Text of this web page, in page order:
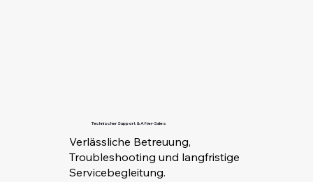
Technischer Support & After-Sales
Verlässliche Betreuung,
Troubleshooting und langfristige
Servicebegleitung.